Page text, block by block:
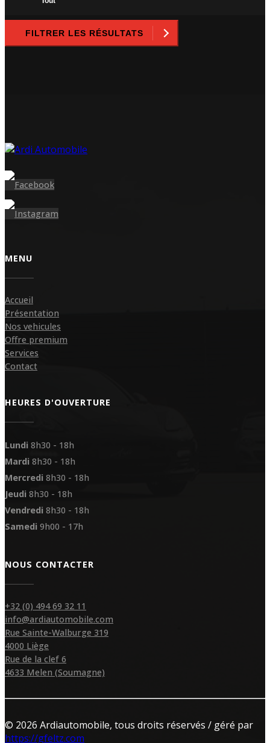
FILTRER LES RÉSULTATS
MENU
Accueil
Présentation
Nos vehicules
Offre premium
Services
Contact
HEURES D'OUVERTURE
Lundi 8h30 - 18h
Mardi 8h30 - 18h
Mercredi 8h30 - 18h
Jeudi 8h30 - 18h
Vendredi 8h30 - 18h
Samedi 9h00 - 17h
NOUS CONTACTER
+32 (0) 494 69 32 11
info@ardiautomobile.com
Rue Sainte-Walburge 319
4000 Liège
Rue de la clef 6
4633 Melen (Soumagne)
© 2026 Ardiautomobile, tous droits réservés / géré par
https://gfeltz.com